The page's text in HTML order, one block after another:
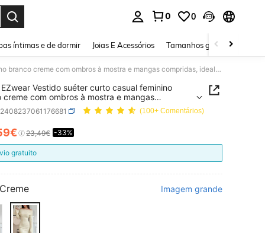
0 0
íntimas e de dormir Joias E Acessórios Tamanhos grandes
SHEIN EZwear Vestido suéter curto casual feminino branco creme com ombros à mostra e mangas compridas, ideal para outono e inverno. Perfeito para o inverno e para o Natal.
EZwear Vestido suéter curto casual feminino
creme com ombros à mostra e mangas
ideal para outono e inverno. Perfeito para o
e para o Natal.
(100+ Comentários)
AND AVAILABILITY
23,49€ -33%
gratuito
Creme Imagem grande